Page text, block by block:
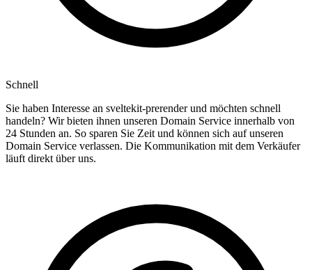
Schnell
Sie haben Interesse an sveltekit-prerender und möchten schnell
handeln? Wir bieten ihnen unseren Domain Service innerhalb von
24 Stunden an. So sparen Sie Zeit und können sich auf unseren
Domain Service verlassen. Die Kommunikation mit dem Verkäufer
läuft direkt über uns.